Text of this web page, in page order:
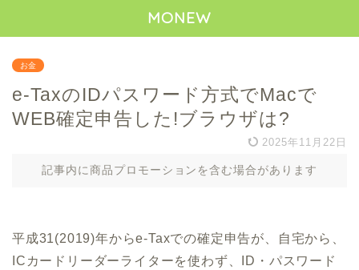
MONEW
お金
e-TaxのIDパスワード方式でMacで
WEB確定申告した!ブラウザは?
2025年11月22日
記事内に商品プロモーションを含む場合があります
平成31(2019)年からe-Taxでの確定申告が、自宅から、
ICカードリーダーライターを使わず、ID・パスワード